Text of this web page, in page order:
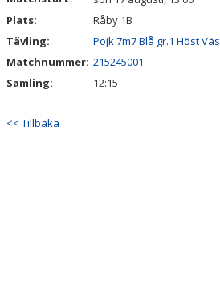
INTRESSEANMÄLAN
Plats:
Råby 1B
Tävling:
Pojk 7m7 Blå gr.1 Höst
Matchnummer: 215245001
Samling:
12:15
<< Tillbaka